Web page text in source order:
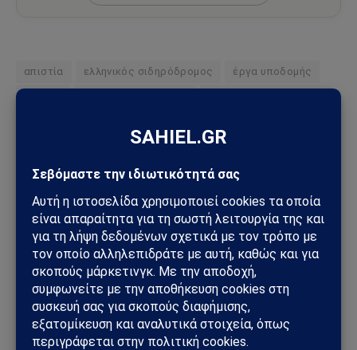
απιστία ελληνικός σιδηρόδρομος έργα υποδομής
σκάνδαλο τηλεδιοίκησης
σύμβαση 717 Τέμπη ΤΟΜΗ-ALSTOM
Ακολουθήστε στο Instagram
Ακολουθήστε στο YouTube